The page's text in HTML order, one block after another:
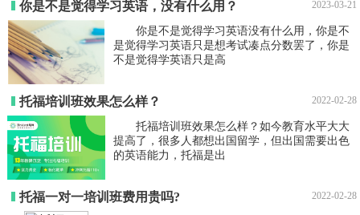
你是不是觉得学习英语，没有什么用？ 2023-03-21
你是不是觉得学习英语没有什么用，你是不
是觉得学习英语只是想考试凑点分数罢了，你是
不是觉得学英语只是高
托福培训班效果怎么样？ 2022-02-28
托福培训班效果怎么样？如今教育水平大大
提高了，很多人都想出国留学，但出国需要出色
的英语能力，托福是出
托福一对一培训班费用贵吗? 2022-02-28